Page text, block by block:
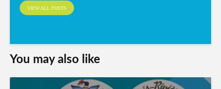
VIEW ALL POSTS
You may also like